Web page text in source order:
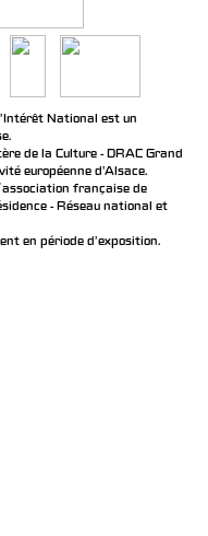
National est un
de la Culture - DRAC Grand
européenne d’Alsace.
française de
- Réseau national et
en période d'exposition.